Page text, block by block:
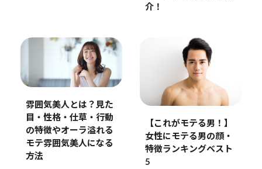
介！
雰囲気美人とは？見た
目・性格・仕草・行動
の特徴やオーラ溢れる
モテ雰囲気美人になる
方法
【これがモテる男！】
女性にモテる男の顔・
特徴ランキングベスト
5